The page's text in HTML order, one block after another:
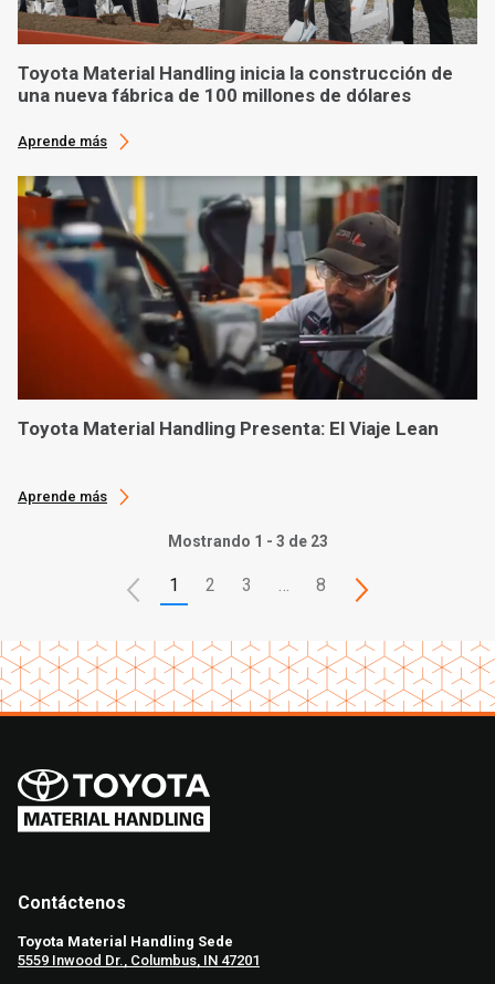
Toyota Material Handling inicia la construcción de
una nueva fábrica de 100 millones de dólares
Aprende más
Toyota Material Handling Presenta: El Viaje Lean
Aprende más
Mostrando 1 - 3 de 23
1 2 3 … 8
Contáctenos
Toyota Material Handling Sede
5559 Inwood Dr., Columbus, IN 47201